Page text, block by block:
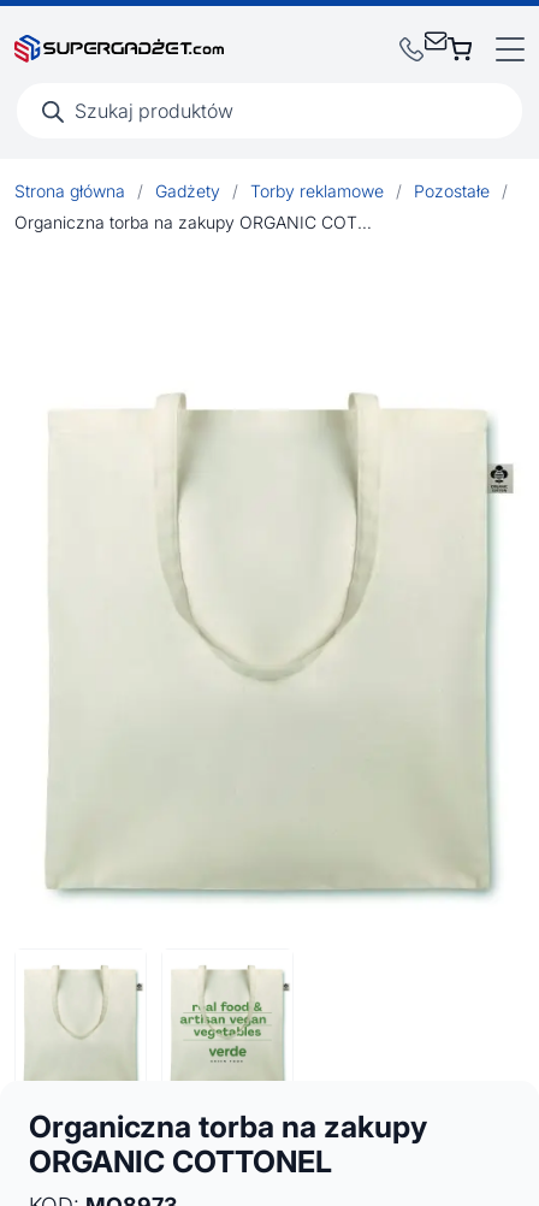
produktów
Strona główna / Gadżety / Torby reklamowe / Pozostałe
/
Organiczna torba na zakupy ORGANIC COTTONEL
Organiczna torba na zakupy
ORGANIC COTTONEL